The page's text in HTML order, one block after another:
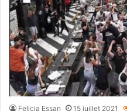
Felicia Essan 15 juillet 2021